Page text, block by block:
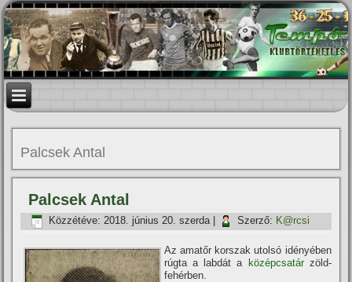
Palcsek Antal
Palcsek Antal
Közzétéve: 2018. június 20. szerda| Szerző: K@rcsi
Az amatőr korszak utolsó idényében
rúgta a labdát a középcsatárzöld-
fehérben.